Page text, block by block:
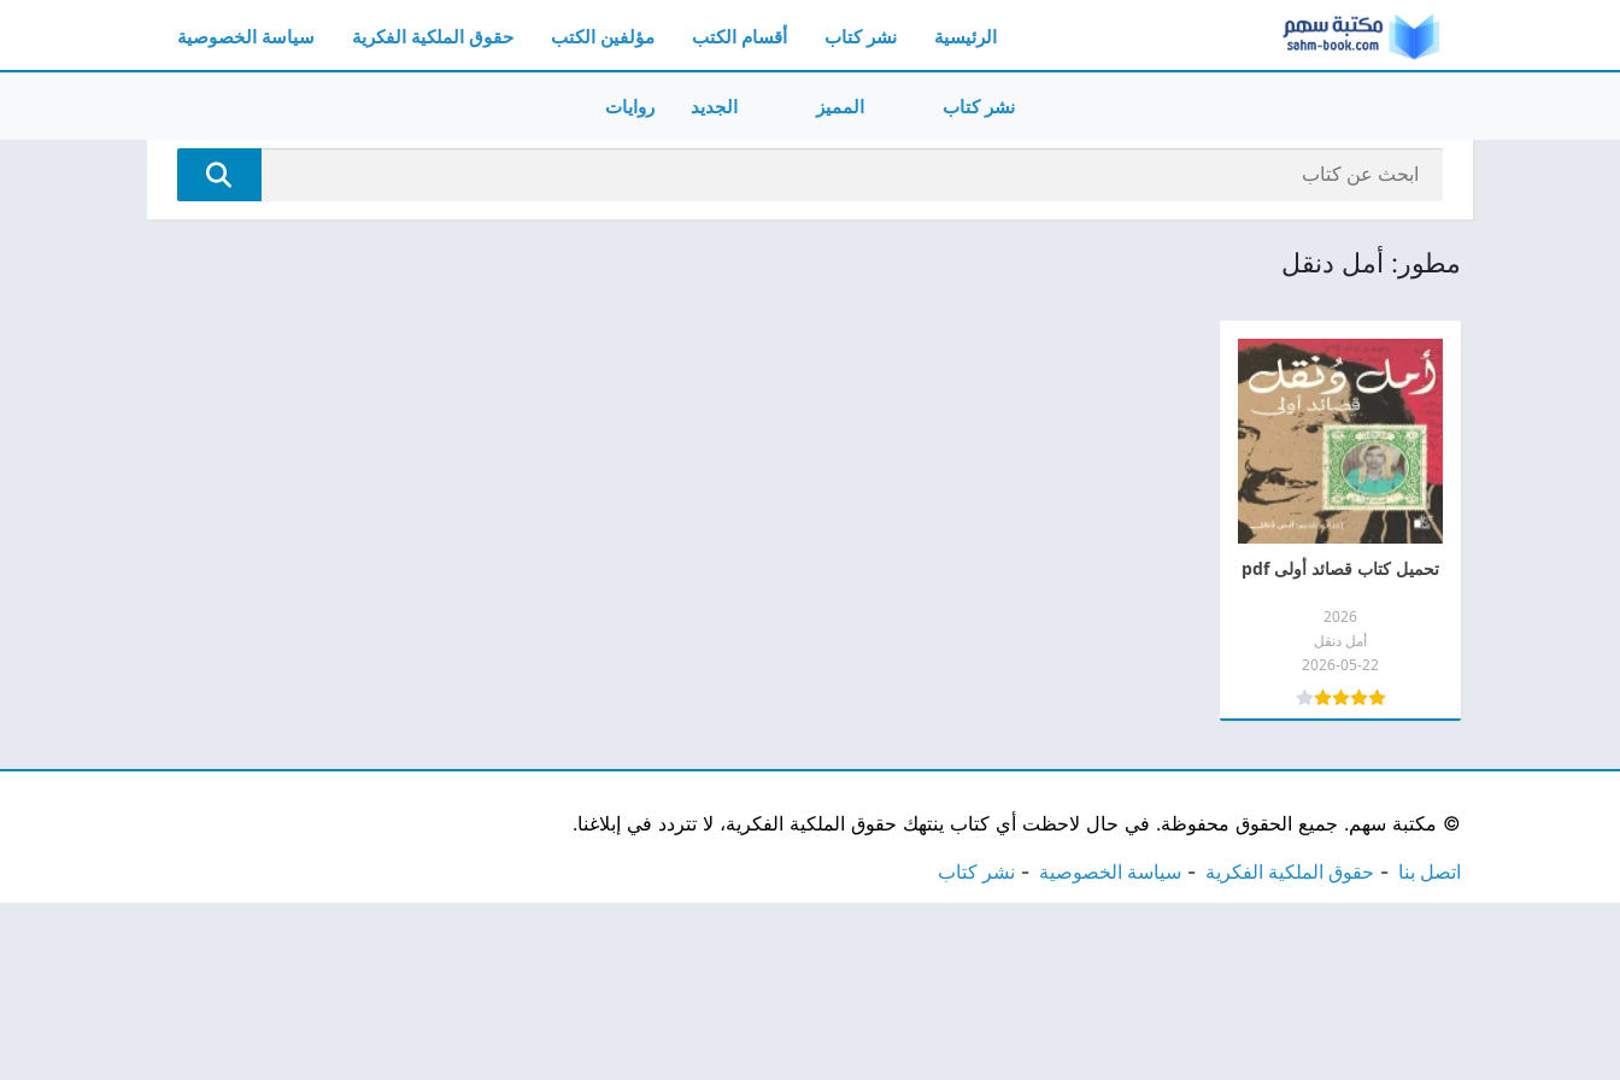
الرئيسية نشر كتاب أقسام الكتب مؤلفين الكتب حقوق الملكية الفكرية سياسة الخصوصية
نشر كتاب المميز الجديد روايات
مطور: أمل دنقل
تحميل كتاب قصائد أولى pdf
2026
أمل دنقل
2026-05-22
© مكتبة سهم. جميع الحقوق محفوظة. في حال لاحظت أي كتاب ينتهك حقوق الملكية الفكرية، لا تتردد في إبلاغنا.
اتصل بنا حقوق الملكية الفكرية سياسة الخصوصية نشر كتاب